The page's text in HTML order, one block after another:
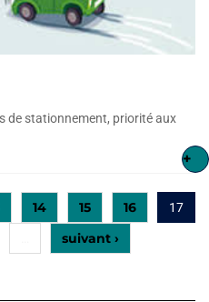
de stationnement, priorité aux
+
14 15 16 17
suivant ›